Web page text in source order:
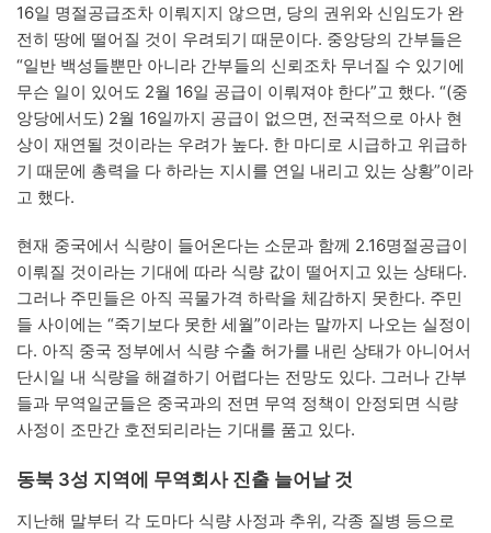
16일 명절공급조차 이뤄지지 않으면, 당의 권위와 신임도가 완
전히 땅에 떨어질 것이 우려되기 때문이다. 중앙당의 간부들은
“일반 백성들뿐만 아니라 간부들의 신뢰조차 무너질 수 있기에
무슨 일이 있어도 2월 16일 공급이 이뤄져야 한다”고 했다. “(중
앙당에서도) 2월 16일까지 공급이 없으면, 전국적으로 아사 현
상이 재연될 것이라는 우려가 높다. 한 마디로 시급하고 위급하
기 때문에 총력을 다 하라는 지시를 연일 내리고 있는 상황”이라
고 했다.
현재 중국에서 식량이 들어온다는 소문과 함께 2.16명절공급이
이뤄질 것이라는 기대에 따라 식량 값이 떨어지고 있는 상태다.
그러나 주민들은 아직 곡물가격 하락을 체감하지 못한다. 주민
들 사이에는 “죽기보다 못한 세월”이라는 말까지 나오는 실정이
다. 아직 중국 정부에서 식량 수출 허가를 내린 상태가 아니어서
단시일 내 식량을 해결하기 어렵다는 전망도 있다. 그러나 간부
들과 무역일군들은 중국과의 전면 무역 정책이 안정되면 식량
사정이 조만간 호전되리라는 기대를 품고 있다.
동북 3성 지역에 무역회사 진출 늘어날 것
지난해 말부터 각 도마다 식량 사정과 추위, 각종 질병 등으로